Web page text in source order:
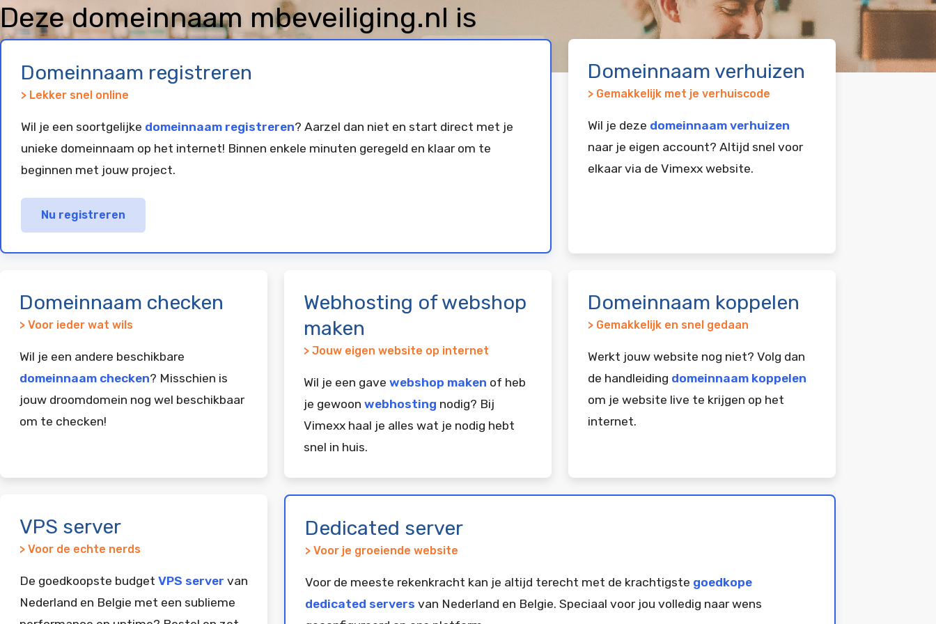
Deze domeinnaam mbeveiliging.nl is
geregistreerd en geparkeerd bij
Domeinnaam registreren
> Lekker snel online
Wil je een soortgelijke domeinnaam registreren? Aarzel dan niet en start direct met je
unieke domeinnaam op het internet! Binnen enkele minuten geregeld en klaar om te
beginnen met jouw project.
Nu registreren
Domeinnaam verhuizen
> Gemakkelijk met je verhuiscode
Wil je deze domeinnaam verhuizen
naar je eigen account? Altijd snel voor
elkaar via de Vimexx website.
Domeinnaam checken
> Voor ieder wat wils
Wil je een andere beschikbare
domeinnaam checken? Misschien is
jouw droomdomein nog wel beschikbaar
om te checken!
Webhosting of webshop
maken
> Jouw eigen website op internet
Wil je een gave webshop maken of heb
je gewoon webhosting nodig? Bij
Vimexx haal je alles wat je nodig hebt
snel in huis.
Domeinnaam koppelen
> Gemakkelijk en snel gedaan
Werkt jouw website nog niet? Volg dan
de handleiding domeinnaam koppelen
om je website live te krijgen op het
internet.
VPS server
> Voor de echte nerds
De goedkoopste budget VPS server van
Nederland en Belgie met een sublieme
Dedicated server
> Voor je groeiende website
Voor de meeste rekenkracht kan je altijd terecht met de krachtigste goedkope
dedicated servers van Nederland en Belgie. Speciaal voor jou volledig naar wens